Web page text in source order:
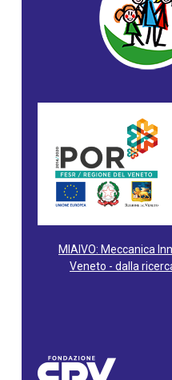
MIAIVO: Meccanica
Veneto - dalla